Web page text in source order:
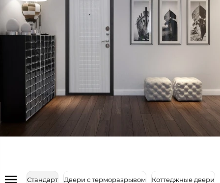
Стандарт Двери с терморазрывом Коттеджные двери